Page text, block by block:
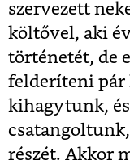
szervezett
költővel, aki
történetét, de
felderíteni pár
kihagytunk,
részét. Akkor